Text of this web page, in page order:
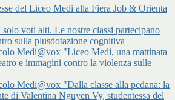
del Liceo Medi alla Fiera Job & Orienta
voti alti. Le nostre classi partecipano
sulla plusdotazione cognitiva
Medi@vox "Liceo Medi, una mattinata
e immagini contro la violenza sulle
Medi@vox "Dalla classe alla pedana: la
di Valentina Nguyen Vy, studentessa del